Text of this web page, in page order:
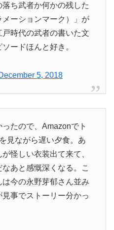
落ち武者か何かの残した
ーションマーク）」が
時代の武者の書いた文
ードほんと好き。
5, 2018
たので、Amazonでト
見ながら遅い夕食。あ
怪しい衣装出て来て、
あと感慨深くなる。こ
今の永野芽郁さん並み
事でストーリー分かっ